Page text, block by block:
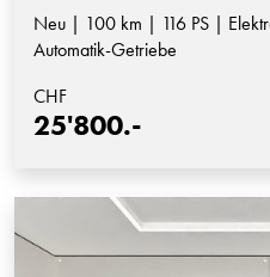
Neu | 100 km | 116 PS |
Automatik-Getriebe
CHF
25'800.-